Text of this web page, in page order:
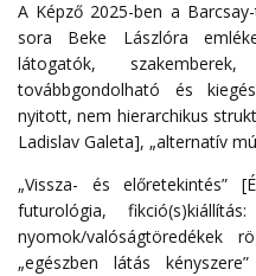
A Képző 2025-ben a
sora Beke Lászlóra
látogatók,
továbbgondolható és
nyitott, nem hierarchikus
Ladislav Galeta], „alternatív
„Vissza- és előretekintés”
futurológia,
nyomok/valóságtöredékek
„egészben látás